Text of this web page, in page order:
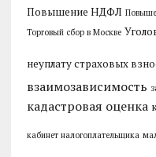
Повышение НДФЛ
Торговый сбор в Москве
неуплату страховых
взаимозависимость
кадастровая оценка
кабинет налогоплательщика